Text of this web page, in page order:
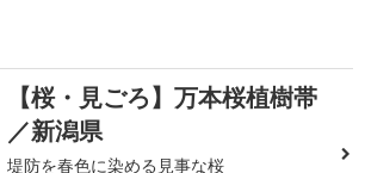
【桜・見ごろ】万本桜植樹帯
／新潟県
堤防を春色に染める見事な桜